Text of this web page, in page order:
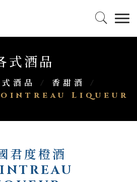
式酒品
酒品 / 香甜酒
/
Cointreau Liqueur
君度橙酒